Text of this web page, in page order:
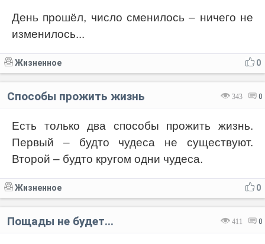
День прошёл, число сменилось – ничего не
изменилось...
0
Жизненное
343 0
Способы прожить жизнь
Есть только два способы прожить жизнь.
Первый – будто чудеса не существуют.
Второй – будто кругом одни чудеса.
0
Жизненное
411 0
Пощады не будет...